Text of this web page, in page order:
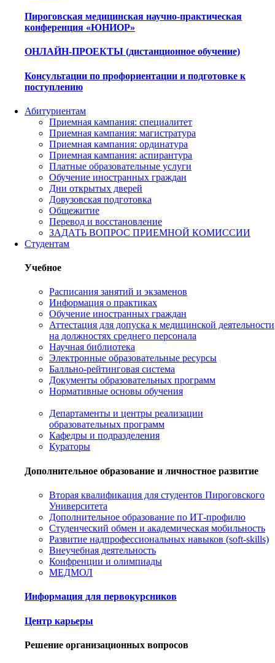
Пироговская медицинская научно-практическая
конференция «ЮНИОР»
ОНЛАЙН-ПРОЕКТЫ (дистанционное обучение)
Консультации по профориентации и подготовке к
поступлению
Абитуриентам
Приемная кампания: специалитет
Приемная кампания: магистратура
Приемная кампания: ординатура
Приемная кампания: аспирантура
Платные образовательные услуги
Обучение иностранных граждан
Дни открытых дверей
Довузовская подготовка
Общежитие
Перевод и восстановление
ЗАДАТЬ ВОПРОС ПРИЕМНОЙ КОМИССИИ
Студентам
Учебное
Расписания занятий и экзаменов
Информация о практиках
Обучение иностранных граждан
Аттестация для допуска к медицинской деятельности
на должностях среднего персонала
Научная библиотека
Электронные образовательные ресурсы
Балльно-рейтинговая система
Документы образовательных программ
Нормативные основы обучения
Департаменты и центры реализации
образовательных программ
Кафедры и подразделения
Кураторы
Дополнительное образование и личностное развитие
Вторая квалификация для студентов Пироговского
Университета
Дополнительное образование по ИТ-профилю
Студенческий обмен и академическая мобильность
Развитие надпрофессиональных навыков (soft-skills)
Внеучебная деятельность
Конфренции и олимпиады
МЕДМОЛ
Информация для первокурсников
Центр карьеры
Решение организационных вопросов